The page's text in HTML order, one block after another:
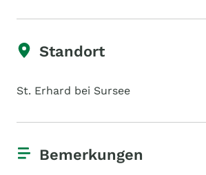
Standort
St. Erhard bei Sursee
Bemerkungen